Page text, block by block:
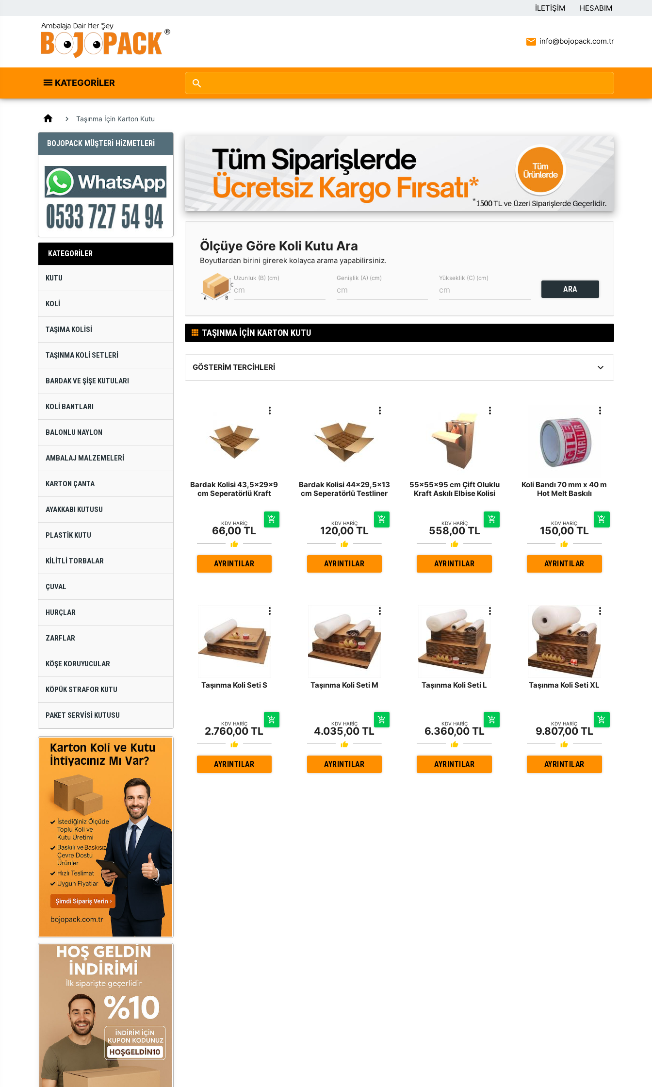
İLETIŞIM HESABIM
info@bojopack.com.tr
KATEGORILER
home Taşınma İçin Karton Kutu
BOJOPACK MÜŞTERİ HİZMETLERİ
KATEGORİLER
KUTU
KOLI
TAŞIMA KOLISI
TAŞINMA KOLI SETLERI
BARDAK VE ŞIŞE KUTULARI
KOLI BANTLARI
BALONLU NAYLON
AMBALAJ MALZEMELERI
KARTON ÇANTA
AYAKKABI KUTUSU
PLASTIK KUTU
KILITLI TORBALAR
ÇUVAL
HURÇLAR
ZARFLAR
KÖŞE KORUYUCULAR
KÖPÜK STRAFOR KUTU
PAKET SERVISI KUTUSU
Ölçüye Göre Koli Kutu Ara
Boyutlardan birini girerek kolayca arama yapabilirsiniz.
Uzunluk (B) (cm) Genişlik (A) (cm) Yükseklik (C) (cm)
ARA
TAŞINMA İÇIN KARTON KUTU
GÖSTERIM TERCIHLERI
Bardak Kolisi 43,5x29x9
cm Seperatörlü Kraft
KDV HARİÇ
66,00 TL
AYRINTILAR
Bardak Kolisi 44x29,5x13
cm Seperatörlü Testliner
KDV HARİÇ
120,00 TL
AYRINTILAR
55x55x95 cm Çift Oluklu
Kraft Askılı Elbise Kolisi
KDV HARİÇ
558,00 TL
AYRINTILAR
Koli Bandı 70 mm x 40 m
Hot Melt Baskılı
KDV HARİÇ
150,00 TL
AYRINTILAR
Taşınma Koli Seti S
KDV HARİÇ
2.760,00 TL
AYRINTILAR
Taşınma Koli Seti M
KDV HARİÇ
4.035,00 TL
AYRINTILAR
Taşınma Koli Seti L
KDV HARİÇ
6.360,00 TL
AYRINTILAR
Taşınma Koli Seti XL
KDV HARİÇ
9.807,00 TL
AYRINTILAR